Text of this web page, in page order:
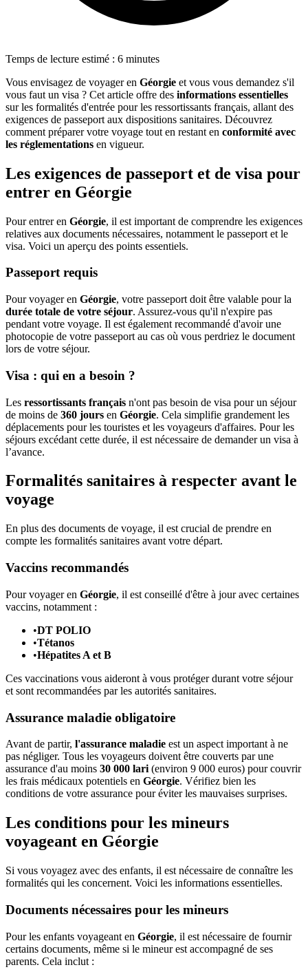
Temps de lecture estimé : 6 minutes
Vous envisagez de voyager en Géorgie et vous vous demandez s'il
vous faut un visa ? Cet article offre des informations essentielles
sur les formalités d'entrée pour les ressortissants français, allant des
exigences de passeport aux dispositions sanitaires. Découvrez
comment préparer votre voyage tout en restant en conformité avec
les réglementations en vigueur.
Les exigences de passeport et de visa pour
entrer en Géorgie
Pour entrer en Géorgie, il est important de comprendre les exigences
relatives aux documents nécessaires, notamment le passeport et le
visa. Voici un aperçu des points essentiels.
Passeport requis
Pour voyager en Géorgie, votre passeport doit être valable pour la
durée totale de votre séjour. Assurez-vous qu'il n'expire pas
pendant votre voyage. Il est également recommandé d'avoir une
photocopie de votre passeport au cas où vous perdriez le document
lors de votre séjour.
Visa : qui en a besoin ?
Les ressortissants français n'ont pas besoin de visa pour un séjour
de moins de 360 jours en Géorgie. Cela simplifie grandement les
déplacements pour les touristes et les voyageurs d'affaires. Pour les
séjours excédant cette durée, il est nécessaire de demander un visa à
l’avance.
Formalités sanitaires à respecter avant le
voyage
En plus des documents de voyage, il est crucial de prendre en
compte les formalités sanitaires avant votre départ.
Vaccins recommandés
Pour voyager en Géorgie, il est conseillé d'être à jour avec certaines
vaccins, notamment :
•DT POLIO
•Tétanos
•Hépatites A et B
Ces vaccinations vous aideront à vous protéger durant votre séjour
et sont recommandées par les autorités sanitaires.
Assurance maladie obligatoire
Avant de partir, l'assurance maladie est un aspect important à ne
pas négliger. Tous les voyageurs doivent être couverts par une
assurance d'au moins 30 000 lari (environ 9 000 euros) pour couvrir
les frais médicaux potentiels en Géorgie. Vérifiez bien les
conditions de votre assurance pour éviter les mauvaises surprises.
Les conditions pour les mineurs
voyageant en Géorgie
Si vous voyagez avec des enfants, il est nécessaire de connaître les
formalités qui les concernent. Voici les informations essentielles.
Documents nécessaires pour les mineurs
Pour les enfants voyageant en Géorgie, il est nécessaire de fournir
certains documents, même si le mineur est accompagné de ses
parents. Cela inclut :